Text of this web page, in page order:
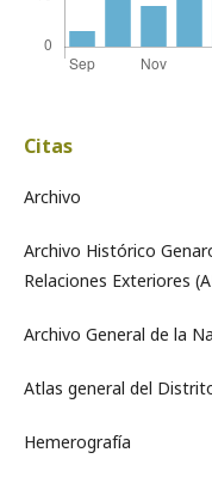
Citas
Archivo
Archivo Histórico
Relaciones Exteriores
Archivo General de la
Atlas general del
Hemerografía